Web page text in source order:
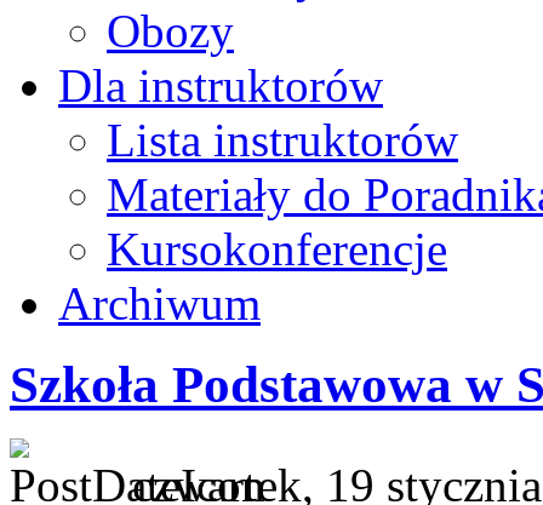
Obozy
Dla instruktorów
Lista instruktorów
Materiały do
Kursokonferencje
Archiwum
Szkoła Podstawowa w
czwartek, 19